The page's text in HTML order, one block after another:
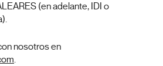
(en adelante, IDI o
nosotros en
.